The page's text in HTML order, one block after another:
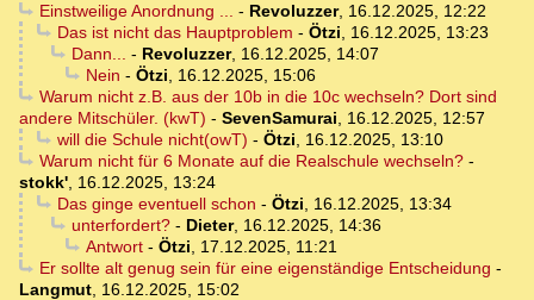
Einstweilige Anordnung ... - Revoluzzer, 16.12.2025, 12:22
Das ist nicht das Hauptproblem - Ötzi, 16.12.2025, 13:23
Dann... - Revoluzzer, 16.12.2025, 14:07
Nein - Ötzi, 16.12.2025, 15:06
Warum nicht z.B. aus der 10b in die 10c wechseln? Dort sind
andere Mitschüler. (kwT) - SevenSamurai, 16.12.2025, 12:57
will die Schule nicht(owT) - Ötzi, 16.12.2025, 13:10
Warum nicht für 6 Monate auf die Realschule wechseln?-
stokk', 16.12.2025, 13:24
Das ginge eventuell schon - Ötzi, 16.12.2025, 13:34
unterfordert?- Dieter, 16.12.2025, 14:36
Antwort- Ötzi, 17.12.2025, 11:21
Er sollte alt genug sein für eine eigenständige Entscheidung -
Langmut, 16.12.2025, 15:02